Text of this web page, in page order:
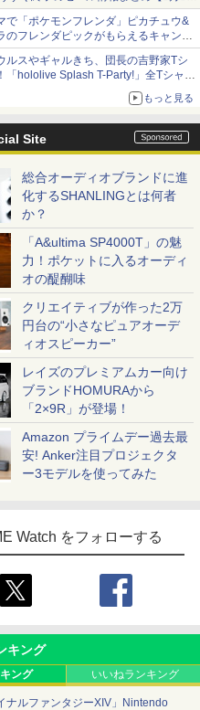
ドーeショップでは「大神 絶景版」が
で990円
で「ポケモンフレンダ」ピカチュウ&
のフレンダピックがもらえるキャンペ
！
ルスやギャルきち、団長の吉野家Tシ
「hololive Splash T-Party!」全Tシャツ
ップ公開＆オンライン販売開始
もっと見る
Site
総合オーディオブランドに進
化するSHANLINGとは何者
か？
「A&ultima SP4000T」の魅
力！ポケットに入るオーディ
オの醍醐味
クリエイティブが作った2万
円台の“小さなピュアオーデ
ィオスピーカー”
レイズのプレミアムカー向け
ブランドHOMURAから
「2×9R」が登場！
Amazon プライムデー過去最
安! Anker注目プロジェクタ
ー3モデルを使ってみた
Watch をフォローする
キング
ング いいねランキング
ナルファンタジーXIV」Nintendo